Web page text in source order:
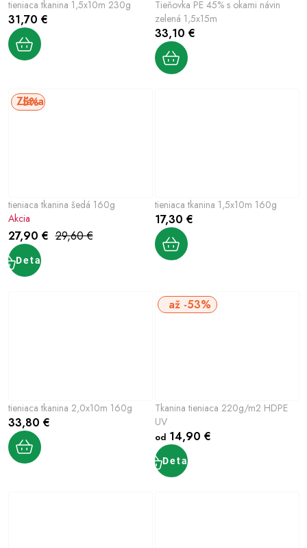
tieniaca tkanina 1,5x10m 230g
31,70 €
Tieňovka PE 45% s okami návin
zelená 1,5x15m
33,10 €
tieniaca tkanina šedá 160g
5%
27,90 € 29,60 €
Detail
Akcia
tieniaca tkanina 1,5x10m 160g
17,30 €
tieniaca tkanina 2,0x10m 160g
33,80 €
Tkanina tieniaca 220g/m2 HDPE
UV
až -53%
od14,90 €
Detail